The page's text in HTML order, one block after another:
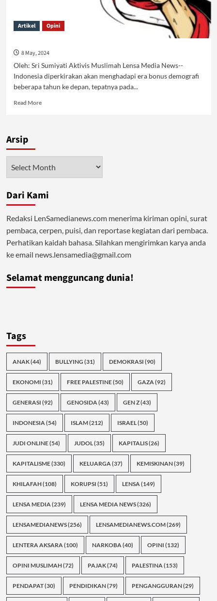
Artikel Opini
8 May, 2024
Oleh: Sri Sumiyati Aktivis Muslimah Lensa Media News--
Indonesia diperkirakan akan menghadapi era bonus demografi
beberapa tahun ke depan, tepatnya pada...
Read MoreRead
Arsip
Dari Kami
Redaksi LenSamedianews.com menerima kiriman opini, surat
pembaca, cerpen, puisi, dan reportase kegiatan dari pembaca.
Perhatikan kaidah bahasa. Silahkan mengirimkan karya anda
ke email news.lensamedia@gmail.com
Selamat mengguncang dunia!
Tags
ANAK(44) BULLYING (31) DEMOKRASI (90)
EKONOMI (31) FREE PALESTINE(50) GAZA(92)
GENERASI (92) GENOSIDA(43) GEN Z(43)
INDONESIA(54) ISLAM(212) ISRAEL(50)
JUDI ONLINE(54) JUDOL(35) KAPITALIS(26)
KAPITALISME(330) KELUARGA(37) KEMISKINAN(39)
KHILAFAH(108) KORUPSI (51) LENSA(149)
LENSA MEDIA(239) LENSA MEDIA NEWS(326)
LENSAMEDIANEWS(256) LENSAMEDIANEWS.COM(269)
LENTERA AKSARA(100) NARKOBA(40) OPINI (132)
OPINI MUSLIMAH(72) PAJAK(74) PALESTINA(153)
PENDAPAT(30) PENDIDIKAN(79) PENGANGGURAN(29)